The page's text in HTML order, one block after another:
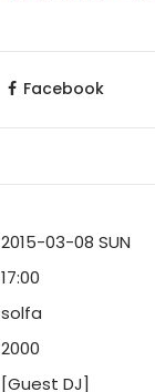
Facebook
2015-03-08 SUN
17:00
solfa
2000
[Guest DJ]